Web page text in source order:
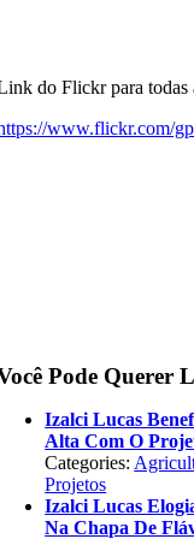
do Flickr para todas
www.flickr.com/
Pode Querer
Izalci Lucas
Alta Com O
Categories:
Projetos
Izalci Lucas
Na Chapa De